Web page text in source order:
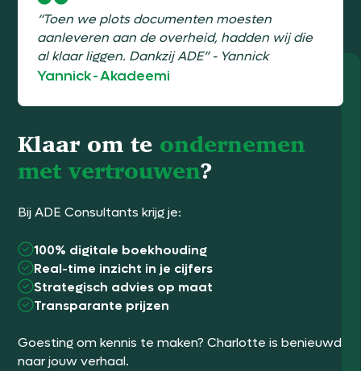
Klaar om te ondernemen
met vertrouwen?
Bij ADE Consultants krijg je:
100% digitale boekhouding
Real-time inzicht in je cijfers
Strategisch advies op maat
Transparante prijzen
Goesting om kennis te maken? Charlotte is benieuwd
naar jouw verhaal.
“Toen we plots documenten moesten
aanleveren aan de overheid, hadden wij die
al klaar liggen. Dankzij ADE” - Yannick
Yannick-Akadeemi